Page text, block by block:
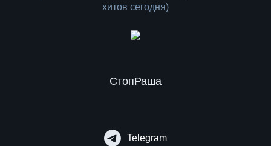
СтопРаша
Telegram